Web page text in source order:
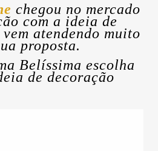
chegou no mercado
com a ideia de
atendendo muito
proposta.
Belíssima escolha
de decoração